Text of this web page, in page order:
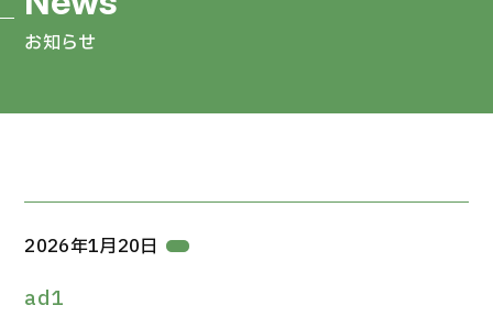
お知らせ
2026年1月20日
ad1